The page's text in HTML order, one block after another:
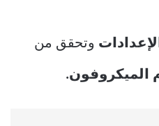
الإعدادات وتحقق من
الميكروفون.